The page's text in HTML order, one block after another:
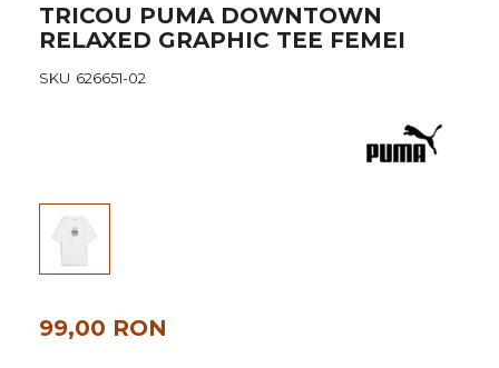
Skip
to
the
of
TRICOU PUMA DOWNTOWN
RELAXED GRAPHIC TEE FEMEI
SKU 626651-02
99,00 RON